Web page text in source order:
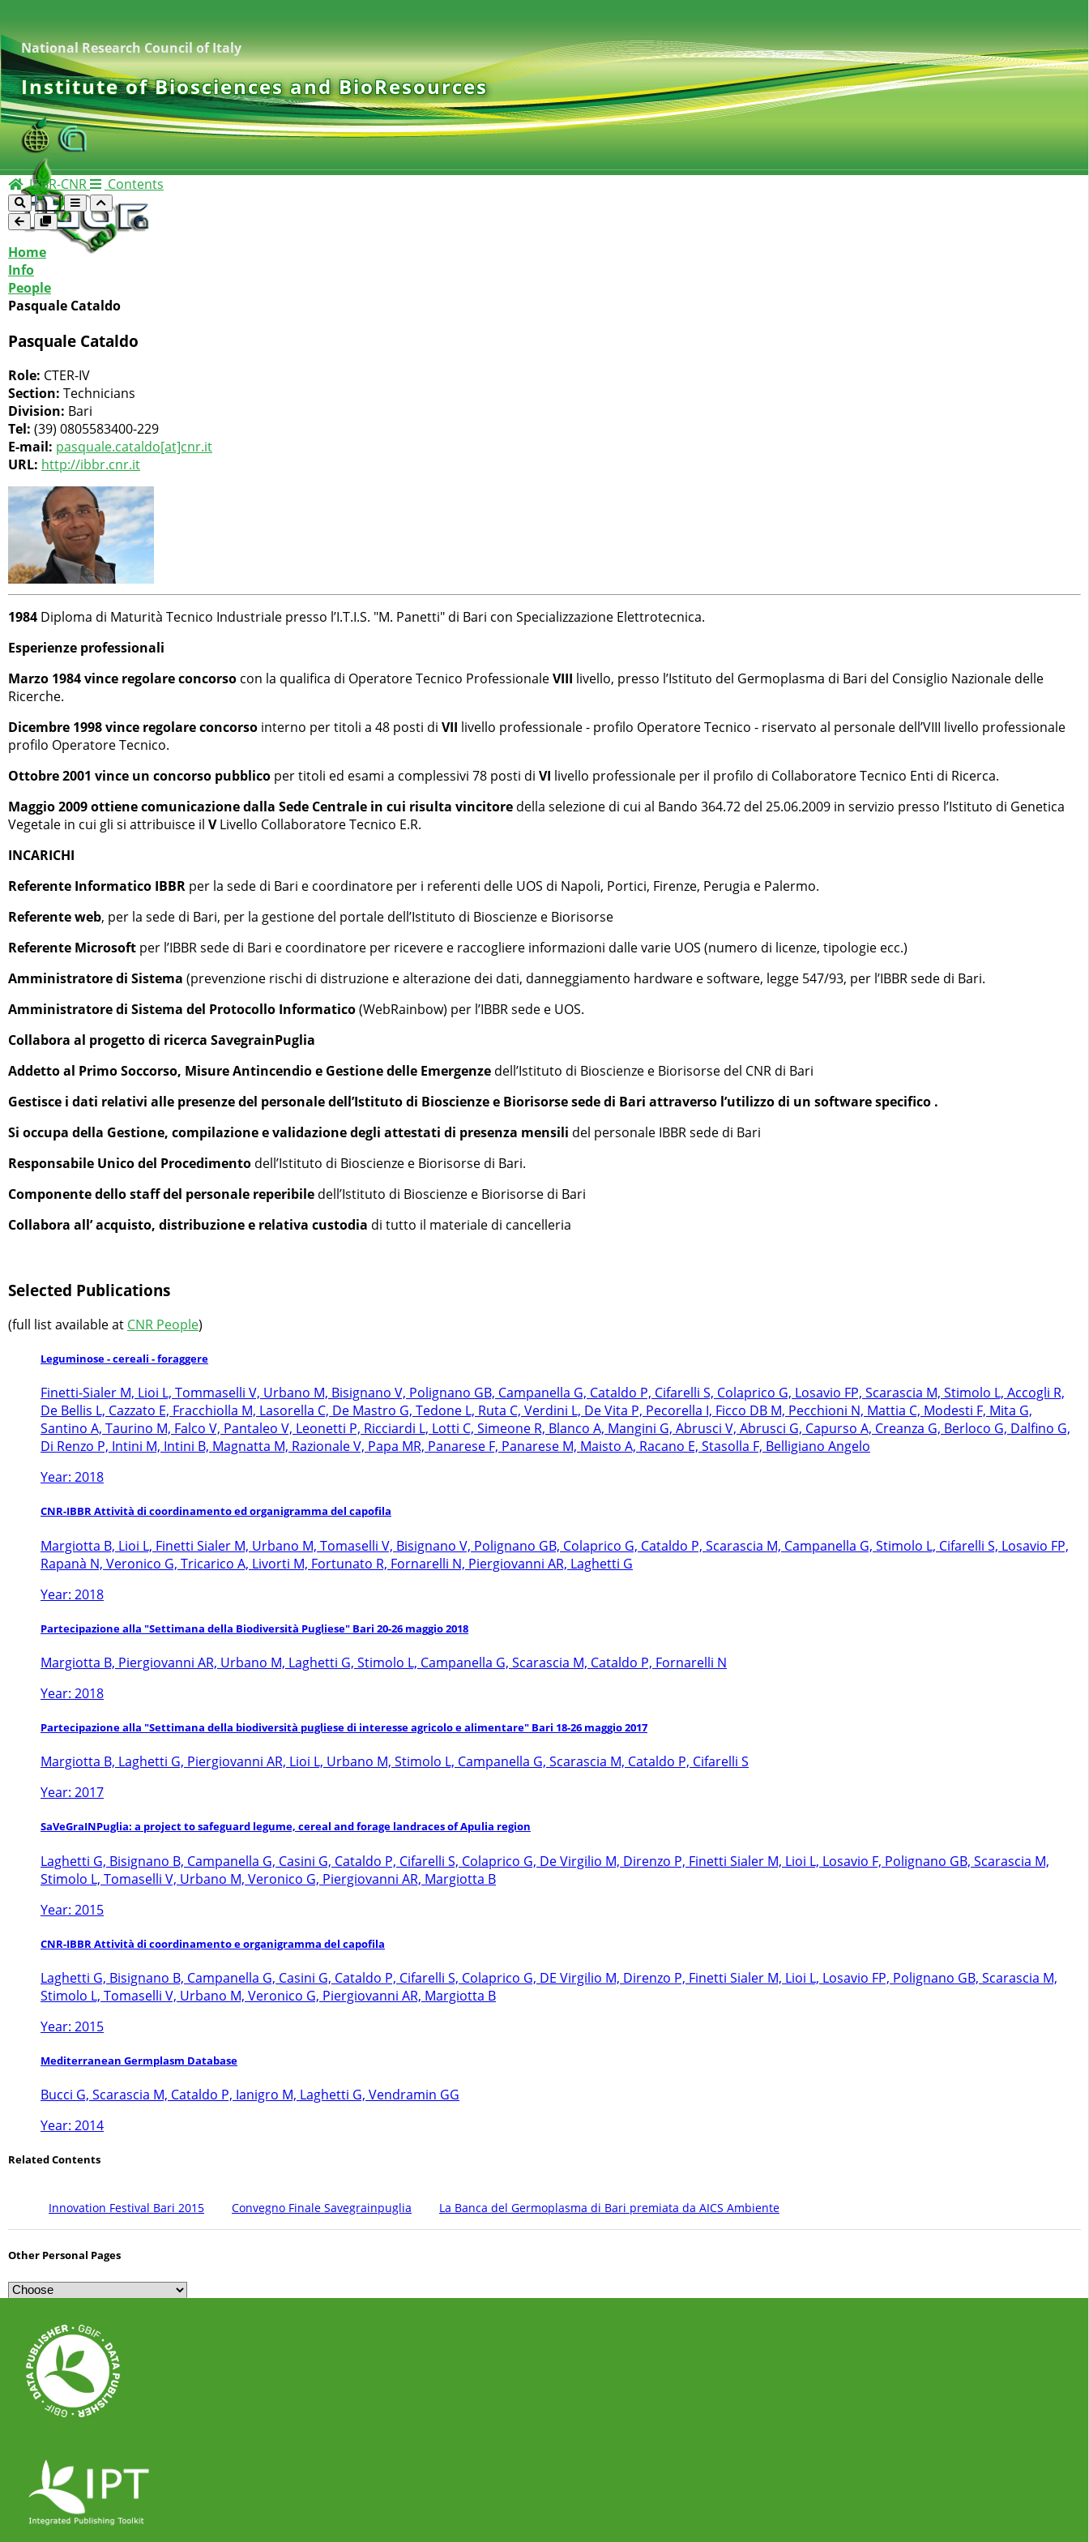
National Research Council of Italy
Institute of Biosciences and BioResources
IBBR-CNR Contents
Home
Info
People
Pasquale Cataldo
Pasquale Cataldo
Role: CTER-IV
Section: Technicians
Division: Bari
Tel: (39) 0805583400-229
E-mail: pasquale.cataldo[at]cnr.it
URL: http://ibbr.cnr.it
1984 Diploma di Maturità Tecnico Industriale presso l’I.T.I.S. "M. Panetti" di Bari con Specializzazione Elettrotecnica.
Esperienze professionali
Marzo 1984 vince regolare concorso con la qualifica di Operatore Tecnico ProfessionaleVIII livello, presso l’Istituto del Germoplasma di Bari del Consiglio Nazionale delle
Ricerche.
Dicembre 1998 vince regolare concorso interno per titoli a 48 posti di VII livello professionale - profilo Operatore Tecnico - riservato al personale dell’VIII livello professionale
profilo Operatore Tecnico.
Ottobre 2001 vince un concorso pubblico per titoli ed esami a complessivi 78 posti di VI livello professionale per il profilo di Collaboratore Tecnico Enti di Ricerca.
Maggio 2009 ottiene comunicazione dalla Sede Centrale in cui risulta vincitore della selezione di cui al Bando 364.72 del 25.06.2009 in servizio presso l’Istituto di Genetica
Vegetale in cui gli si attribuisce il VLivello Collaboratore Tecnico E.R.
INCARICHI
Referente Informatico IBBR per la sede di Bari e coordinatore per i referenti delle UOS di Napoli, Portici, Firenze, Perugia e Palermo.
Referente web, per la sede di Bari, per la gestione del portale dell’Istituto di Bioscienze e Biorisorse
Referente Microsoft per l’IBBR sede di Bari e coordinatore per ricevere e raccogliere informazioni dalle varie UOS (numero di licenze, tipologie ecc.)
Amministratore di Sistema (prevenzione rischi di distruzione e alterazione dei dati, danneggiamento hardware e software, legge 547/93, per l’IBBR sede di Bari.
Amministratore di Sistema del Protocollo Informatico(WebRainbow) per l’IBBR sede e UOS.
Collabora al progetto di ricerca SavegrainPuglia
Addetto al Primo Soccorso, Misure Antincendio e Gestione delle Emergenze dell’Istituto di Bioscienze e Biorisorse del CNR di Bari
Gestisce i dati relativi alle presenze del personale dell’Istituto di Bioscienze e Biorisorse sede di Bari attraverso l’utilizzo di un software specifico .
Si occupa della Gestione, compilazione e validazione degli attestati di presenza mensili del personale IBBR sede di Bari
Responsabile Unico del Procedimento dell’Istituto di Bioscienze e Biorisorse di Bari.
Componente dello staff del personale reperibile dell’Istituto di Bioscienze e Biorisorse di Bari
Collabora all’ acquisto, distribuzione e relativa custodia di tutto il materiale di cancelleria
Selected Publications
(full list available at CNR People)
Leguminose - cereali - foraggere
Finetti-Sialer M, Lioi L, Tommaselli V, Urbano M, Bisignano V, Polignano GB, Campanella G, Cataldo P, Cifarelli S, Colaprico G, Losavio FP, Scarascia M, Stimolo L, Accogli R,
De Bellis L, Cazzato E, Fracchiolla M, Lasorella C, De Mastro G, Tedone L, Ruta C, Verdini L, De Vita P, Pecorella I, Ficco DB M, Pecchioni N, Mattia C, Modesti F, Mita G,
Santino A, Taurino M, Falco V, Pantaleo V, Leonetti P, Ricciardi L, Lotti C, Simeone R, Blanco A, Mangini G, Abrusci V, Abrusci G, Capurso A, Creanza G, Berloco G, Dalfino G,
Di Renzo P, Intini M, Intini B, Magnatta M, Razionale V, Papa MR, Panarese F, Panarese M, Maisto A, Racano E, Stasolla F, Belligiano Angelo
Year: 2018
CNR-IBBR Attività di coordinamento ed organigramma del capofila
Margiotta B, Lioi L, Finetti Sialer M, Urbano M, Tomaselli V, Bisignano V, Polignano GB, Colaprico G, Cataldo P, Scarascia M, Campanella G, Stimolo L, Cifarelli S, Losavio FP,
Rapanà N, Veronico G, Tricarico A, Livorti M, Fortunato R, Fornarelli N, Piergiovanni AR, Laghetti G
Year: 2018
Partecipazione alla "Settimana della Biodiversità Pugliese" Bari 20-26 maggio 2018
Margiotta B, Piergiovanni AR, Urbano M, Laghetti G, Stimolo L, Campanella G, Scarascia M, Cataldo P, Fornarelli N
Year: 2018
Partecipazione alla "Settimana della biodiversità pugliese di interesse agricolo e alimentare" Bari 18-26 maggio 2017
Margiotta B, Laghetti G, Piergiovanni AR, Lioi L, Urbano M, Stimolo L, Campanella G, Scarascia M, Cataldo P, Cifarelli S
Year: 2017
SaVeGraINPuglia: a project to safeguard legume, cereal and forage landraces of Apulia region
Laghetti G, Bisignano B, Campanella G, Casini G, Cataldo P, Cifarelli S, Colaprico G, De Virgilio M, Direnzo P, Finetti Sialer M, Lioi L, Losavio F, Polignano GB, Scarascia M,
Stimolo L, Tomaselli V, Urbano M, Veronico G, Piergiovanni AR, Margiotta B
Year: 2015
CNR-IBBR Attività di coordinamento e organigramma del capofila
Laghetti G, Bisignano B, Campanella G, Casini G, Cataldo P, Cifarelli S, Colaprico G, DE Virgilio M, Direnzo P, Finetti Sialer M, Lioi L, Losavio FP, Polignano GB, Scarascia M,
Stimolo L, Tomaselli V, Urbano M, Veronico G, Piergiovanni AR, Margiotta B
Year: 2015
Mediterranean Germplasm Database
Bucci G, Scarascia M, Cataldo P, Ianigro M, Laghetti G, Vendramin GG
Year: 2014
Related Contents
Innovation Festival Bari 2015 Convegno Finale Savegrainpuglia La Banca del Germoplasma di Bari premiata da AICS Ambiente
Other Personal Pages